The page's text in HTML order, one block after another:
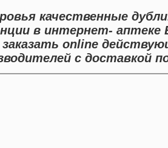
качественные
в интернет- аптеке
online
с доставкой